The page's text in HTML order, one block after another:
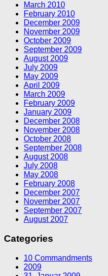
March 2010
February 2010
December 2009
November 2009
October 2009
September 2009
August 2009
July 2009
May 2009
April 2009
March 2009
February 2009
January 2009
December 2008
November 2008
October 2008
September 2008
August 2008
July 2008
May 2008
February 2008
December 2007
November 2007
September 2007
August 2007
Categories
10 Commandments
2009